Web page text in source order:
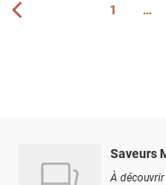
Vous êtes actuellement
Page
1
Saveurs
À